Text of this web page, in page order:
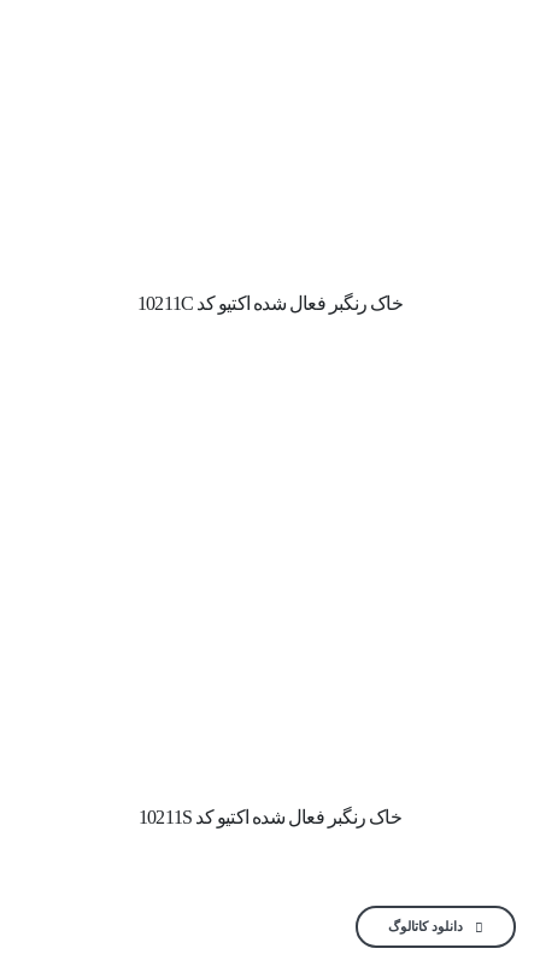
خاک رنگبر فعال شده اکتیو کد 10211C
خاک رنگبر فعال شده اکتیو کد 10211S
دانلود کاتالوگ